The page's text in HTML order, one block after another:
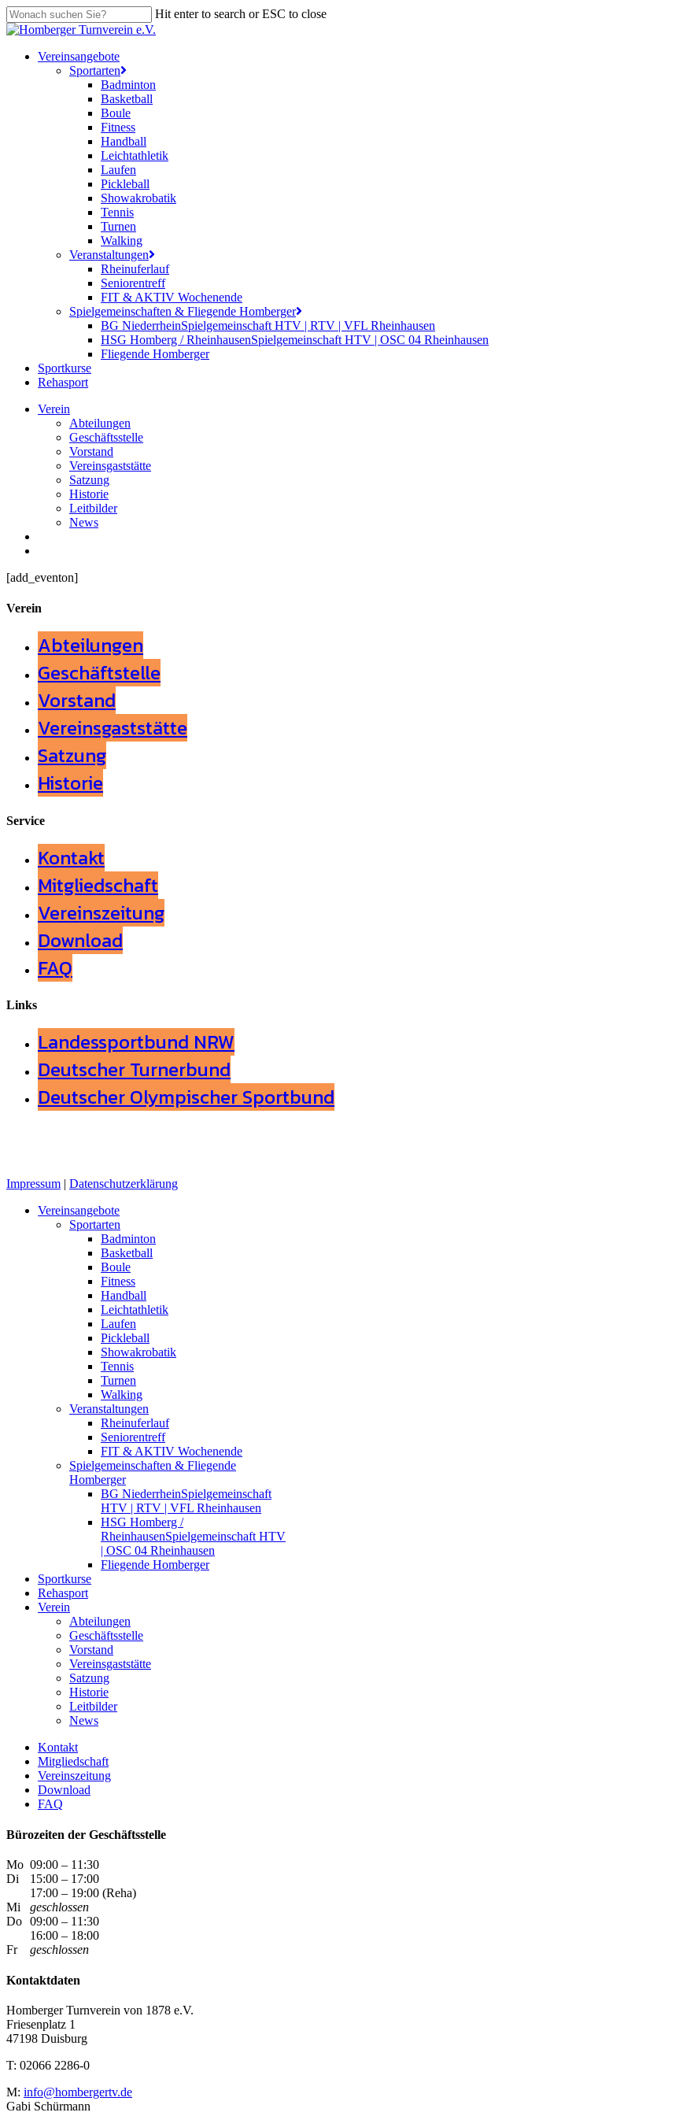
Skip
to
content
Hit enter to search or ESC to close
Close
search
Menu
Vereinsangebote
Sportarten
Badminton
Basketball
Boule
Fitness
Handball
Leichtathletik
Laufen
Pickleball
Showakrobatik
Tennis
Turnen
Walking
Veranstaltungen
Rheinuferlauf
Seniorentreff
FIT & AKTIV Wochenende
Spielgemeinschaften & Fliegende Homberger
BG NiederrheinSpielgemeinschaft HTV | RTV | VFL Rheinhausen
HSG Homberg / RheinhausenSpielgemeinschaft HTV | OSC 04 Rheinhausen
Fliegende Homberger
Sportkurse
Rehasport
Verein
Abteilungen
Geschäftsstelle
Vorstand
Vereinsgaststätte
Satzung
Historie
Leitbilder
News
[add_eventon]
Verein
Abteilungen
Geschäftstelle
Vorstand
Vereinsgaststätte
Satzung
Historie
Service
Kontakt
Mitgliedschaft
Vereinszeitung
Download
FAQ
Links
Landessportbund NRW
Deutscher Turnerbund
Deutscher Olympischer Sportbund
Impressum | Datenschutzerklärung
Close
Vereinsangebote
Sportarten
Badminton
Basketball
Boule
Fitness
Handball
Leichtathletik
Laufen
Pickleball
Showakrobatik
Tennis
Turnen
Walking
Veranstaltungen
Rheinuferlauf
Seniorentreff
FIT & AKTIV Wochenende
Spielgemeinschaften & Fliegende
Homberger
BG NiederrheinSpielgemeinschaft
HTV | RTV | VFL Rheinhausen
HSG Homberg /
RheinhausenSpielgemeinschaft HTV
| OSC 04 Rheinhausen
Fliegende Homberger
Sportkurse
Rehasport
Verein
Abteilungen
Geschäftsstelle
Vorstand
Vereinsgaststätte
Satzung
Historie
Leitbilder
News
Kontakt
Mitgliedschaft
Vereinszeitung
Download
FAQ
Bürozeiten der Geschäftsstelle
Mo 09:00 – 11:30
Di
15:00 – 17:00
17:00 – 19:00 (Reha)
Mi
geschlossen
Do 09:00 – 11:30
16:00 – 18:00
Fr
geschlossen
Kontaktdaten
Homberger Turnverein von 1878 e.V.
Friesenplatz 1
47198 Duisburg
T: 02066 2286-0
M: info@hombergertv.de
Gabi Schürmann